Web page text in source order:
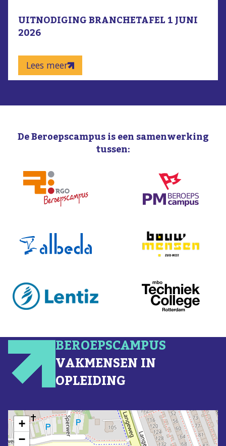
UITNODIGING BRANCHETAFEL 1 JUNI
2026
Lees meer
De Beroepscampus is een samenwerking
tussen:
BEROEPSCAMPUS
VAKMENSEN IN
OPLEIDING
+
−